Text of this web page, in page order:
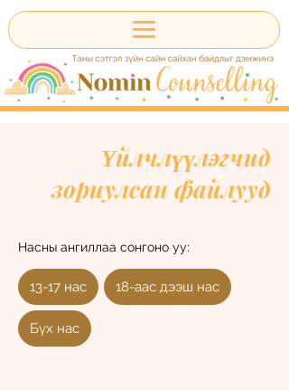
Үйлчлүүлэгчид
зориулсан файлууд
Насны ангиллаа сонгоно уу:
13-17 нас 18-аас дээш нас
Бүх нас